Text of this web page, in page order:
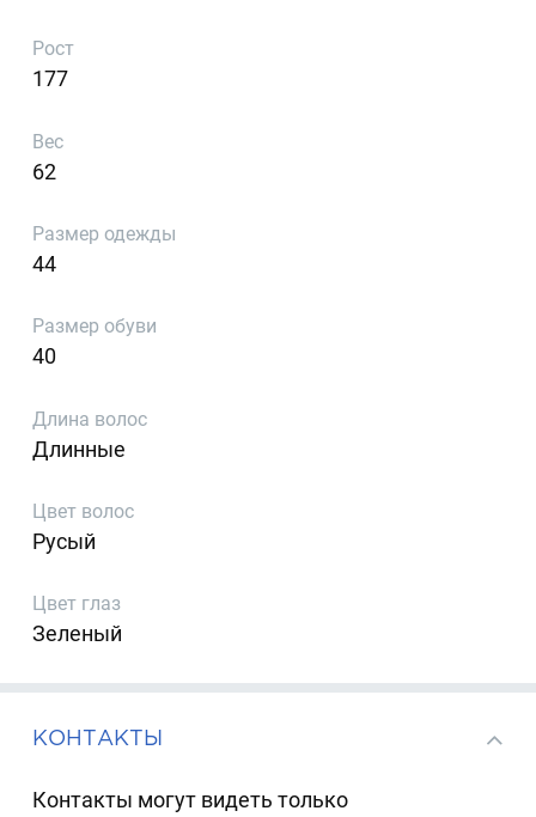
Рост
177
Вес
62
Размер одежды
44
Размер обуви
40
Длина волос
Длинные
Цвет волос
Русый
Цвет глаз
Зеленый
КОНТАКТЫ
Контакты могут видеть только